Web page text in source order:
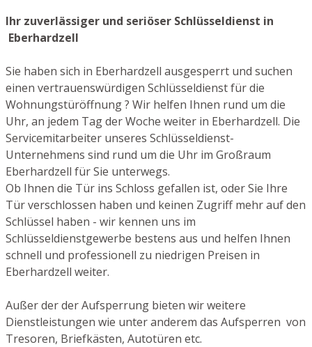
Ihr zuverlässiger und seriöser Schlüsseldienst in
Eberhardzell
Sie haben sich in Eberhardzell ausgesperrt und suchen
einen vertrauenswürdigen Schlüsseldienst für die
Wohnungstüröffnung ? Wir helfen Ihnen rund um die
Uhr, an jedem Tag der Woche weiter in Eberhardzell. Die
Servicemitarbeiter unseres Schlüsseldienst-
Unternehmens sind rund um die Uhr im Großraum
Eberhardzell für Sie unterwegs.
Ob Ihnen die Tür ins Schloss gefallen ist, oder Sie Ihre
Tür verschlossen haben und keinen Zugriff mehr auf den
Schlüssel haben - wir kennen uns im
Schlüsseldienstgewerbe bestens aus und helfen Ihnen
schnell und professionell zu niedrigen Preisen in
Eberhardzell weiter.
Außer der der Aufsperrung bieten wir weitere
Dienstleistungen wie unter anderem das Aufsperren von
Tresoren, Briefkästen, Autotüren etc.